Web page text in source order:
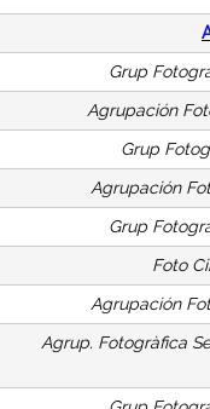
Grup
Agrupación
Grup
Agrupación
Grup
Foto
Agrupación
Agrup. Fotogràfica